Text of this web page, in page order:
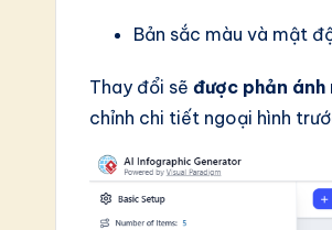
Bản sắc màu và mật
Thay đổi sẽ được phản
chỉnh chi tiết ngoại hình